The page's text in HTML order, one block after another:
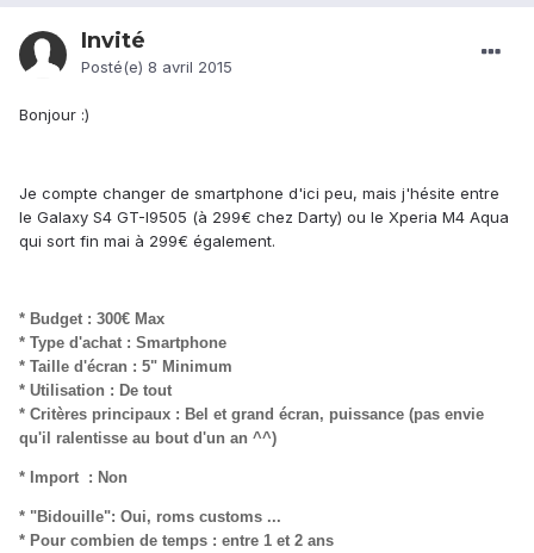
Invité
Posté(e) 8 avril 2015
Bonjour :)
Je compte changer de smartphone d'ici peu, mais j'hésite entre
le Galaxy S4 GT-I9505 (à 299€ chez Darty) ou le Xperia M4 Aqua
qui sort fin mai à 299€ également.
* Budget : 300€ Max
* Type d'achat : Smartphone
* Taille d'écran : 5" Minimum
* Utilisation : De tout
* Critères principaux : Bel et grand écran, puissance (pas envie
qu'il ralentisse au bout d'un an ^^)
* Import : Non
* "Bidouille": Oui, roms customs ...
* Pour combien de temps : entre 1 et 2 ans